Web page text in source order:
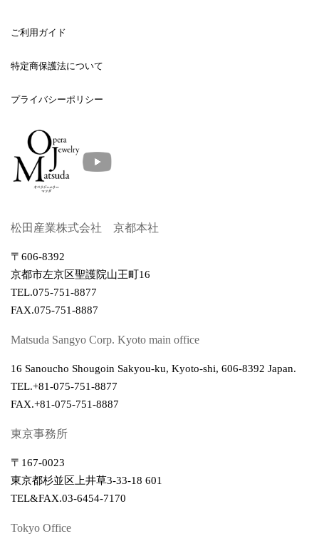
ご利用ガイド
特定商保護法について
プライバシーポリシー
松田産業株式会社 京都本社
〒606-8392
京都市左京区聖護院山王町16
TEL.075-751-8877
FAX.075-751-8887
Matsuda Sangyo Corp. Kyoto main office
16 Sanoucho Shougoin Sakyou-ku, Kyoto-shi, 606-8392 Japan.
TEL.+81-075-751-8877
FAX.+81-075-751-8887
東京事務所
〒167-0023
東京都杉並区上井草3-33-18 601
TEL&FAX.03-6454-7170
Tokyo Office